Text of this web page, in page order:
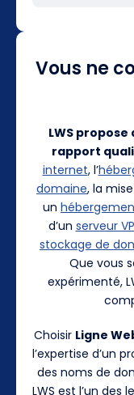
Vous ne
LWS
rapport
internet, l’
domaine, la
un
d’un serveur
stockage de
Que vous
expérimenté,
Choisir Ligne
l’expertise d’un
des noms de
LWS est l’un